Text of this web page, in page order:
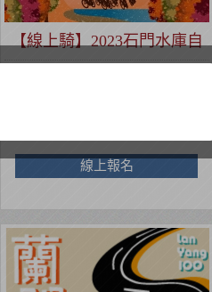
【線上騎】2023石門水庫自
行車挑戰賽
線上報名